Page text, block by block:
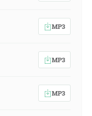
MP3
MP3
MP3